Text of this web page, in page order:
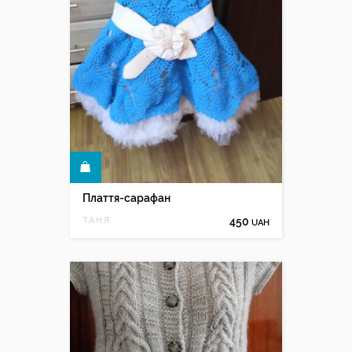
Плаття-сарафан
Т.А.Н.Я. 450 UAH